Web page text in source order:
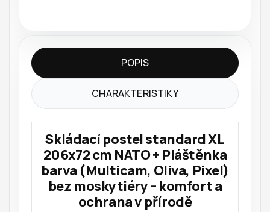
POPIS
CHARAKTERISTIKY
Skládací postel standard XL
206x72 cm NATO + Pláštěnka
barva (Multicam, Oliva, Pixel)
bez moskytiéry – komfort a
ochrana v přírodě